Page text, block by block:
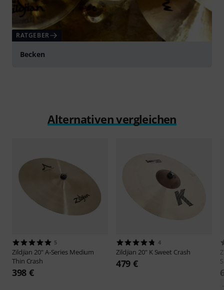
RATGEBER
Becken
Alternativen vergleichen
5
Zildjian20" A-Series Medium
Thin Crash
398 €
4
Zildjian20" K Sweet Crash
479 €